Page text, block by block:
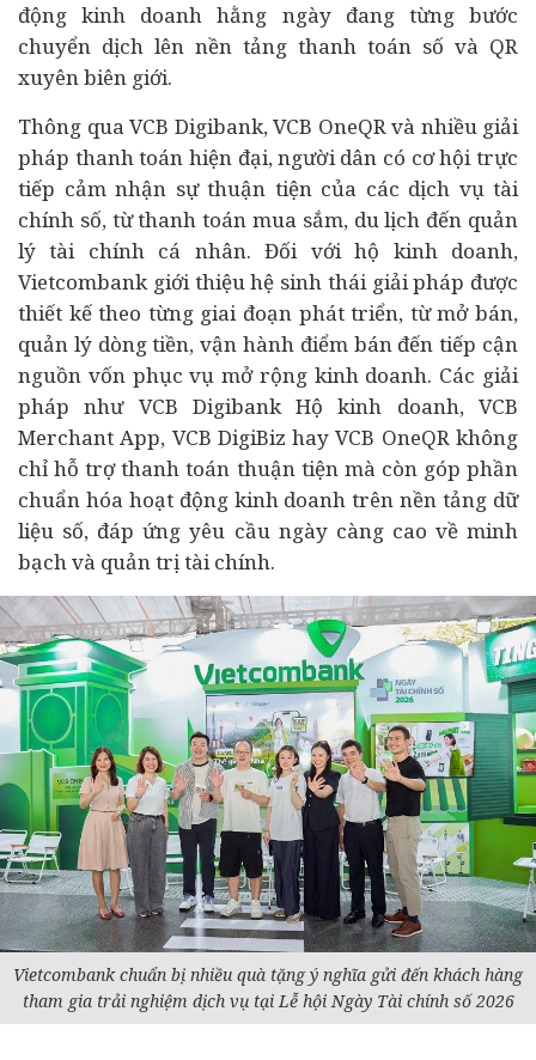
động kinh doanh hằng ngày đang từng bước
chuyển dịch lên nền tảng thanh toán số và QR
xuyên biên giới.
Thông qua VCB Digibank, VCB OneQR và nhiều giải
pháp thanh toán hiện đại, người dân có cơ hội trực
tiếp cảm nhận sự thuận tiện của các dịch vụ tài
chính số, từ thanh toán mua sắm, du lịch đến quản
lý tài chính cá nhân. Đối với hộ kinh doanh,
Vietcombank giới thiệu hệ sinh thái giải pháp được
thiết kế theo từng giai đoạn phát triển, từ mở bán,
quản lý dòng tiền, vận hành điểm bán đến tiếp cận
nguồn vốn phục vụ mở rộng kinh doanh. Các giải
pháp như VCB Digibank Hộ kinh doanh, VCB
Merchant App, VCB DigiBiz hay VCB OneQR không
chỉ hỗ trợ thanh toán thuận tiện mà còn góp phần
chuẩn hóa hoạt động kinh doanh trên nền tảng dữ
liệu số, đáp ứng yêu cầu ngày càng cao về minh
bạch và quản trị tài chính.
Vietcombank chuẩn bị nhiều quà tặng ý nghĩa gửi đến khách hàng
tham gia trải nghiệm dịch vụ tại Lễ hội Ngày Tài chính số 2026